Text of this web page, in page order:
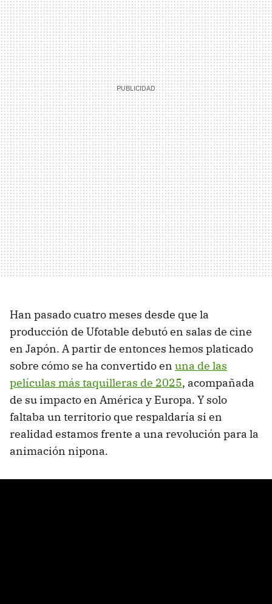
Han pasado cuatro meses desde que la
producción de Ufotable debutó en salas de cine
en Japón. A partir de entonces hemos platicado
sobre cómo se ha convertido en una de las
películas más taquilleras de 2025, acompañada
de su impacto en América y Europa. Y solo
faltaba un territorio que respaldaría si en
realidad estamos frente a una revolución para la
animación nipona.